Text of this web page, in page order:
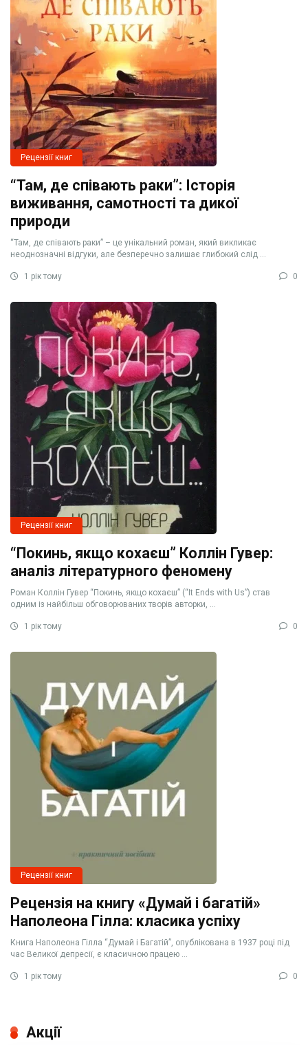
Рецензії книг
“Там, де співають раки”: Історія
виживання, самотності та дикої
природи
“Там, де співають раки” – це унікальний роман, який викликає
неоднозначні відгуки, але безперечно залишає глибокий слід ...
1 рік тому 0
Рецензії книг
“Покинь, якщо кохаєш” Коллін Гувер:
аналіз літературного феномену
Роман Коллін Гувер “Покинь, якщо кохаєш” (“It Ends with Us”) став
одним із найбільш обговорюваних творів авторки, ...
1 рік тому 0
Рецензії книг
Рецензія на книгу «Думай і багатій»
Наполеона Гілла: класика успіху
Книга Наполеона Гілла “Думай і Багатій”, опублікована в 1937 році під
час Великої депресії, є класичною працею ...
1 рік тому 0
Акції